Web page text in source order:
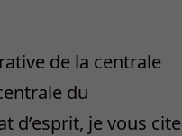
de la centrale
du
d’esprit, je vous cite